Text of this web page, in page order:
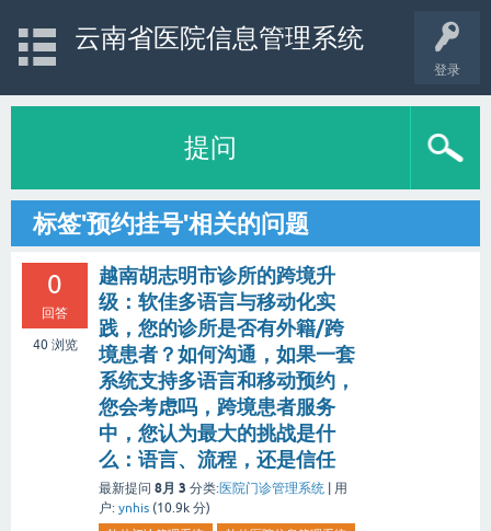
登录
云南省医院信息管理系统
提问
标签'预约挂号'相关的问题
0
回答
40浏览
越南胡志明市诊所的跨境升
级：软佳多语言与移动化实
践，您的诊所是否有外籍/跨
境患者？如何沟通，如果一套
系统支持多语言和移动预约，
您会考虑吗，跨境患者服务
中，您认为最大的挑战是什
么：语言、流程，还是信任
最新提问 8月 3 分类:医院门诊管理系统
用
户: ynhis (10.9k 分)